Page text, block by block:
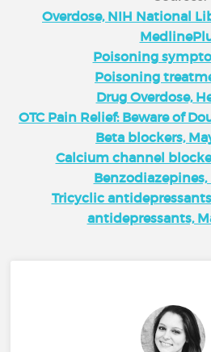
Overdose, NIH National
Poisoning
Poisoning
Drug Overdose,
OTC Pain Relief: Beware of
Beta blockers,
Calcium channel
Benzodiazepines,
Tricyclic
antidepressants,